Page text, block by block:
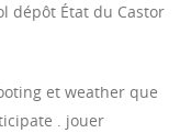
dépôt État du Castor
et weather que
. jouer